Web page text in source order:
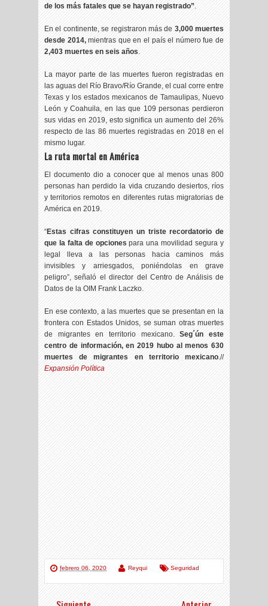
de los más fatales que se hayan registrado”.
En el continente, se registraron más de3,000 muertes
desde 2014,mientras que en el país el número fue de
2,403 muertes en seis años.
La mayor parte de las muertes fueron registradas en
las aguas del Río Bravo/Río Grande, el cual corre entre
Texas y los estados mexicanos de Tamaulipas, Nuevo
León y Coahuila, en las que 109 personas perdieron
sus vidas en 2019, esto significa un aumento del 26%
respecto de las 86 muertes registradas en 2018 en el
mismo lugar.
La ruta mortal en América
El documento dio a conocer que al menos unas 800
personas han perdido la vida cruzando desiertos, ríos
y territorios remotos en diferentes rutas migratorias de
América en 2019.
“Estas cifras constituyen un triste recordatorio de
que la falta de opcionespara una movilidad segura y
legal lleva a las personas hacia caminos más
invisibles y arriesgados, poniéndolas en grave
peligro”, señaló el director del Centro de Análisis de
Datos de la OIM Frank Laczko.
En ese contexto, a las muertes que se presentan en la
frontera con Estados Unidos, se suman otras muertes
de migrantes en territorio mexicano.Seg´ún este
centro de información, en 2019 hubo al menos 630
muertes de migrantes en territorio mexicano.//
Expansión Política
febrero 06, 2020 Reyqui Seguridad